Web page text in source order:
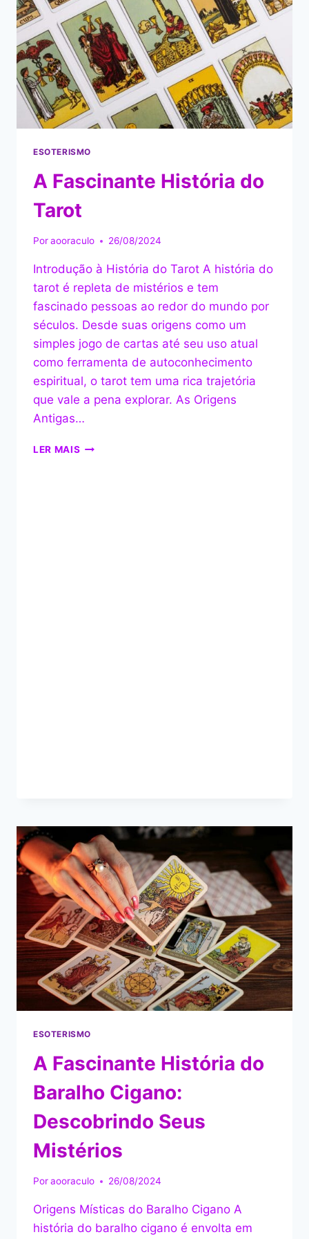
ESOTERISMO
A Fascinante História do
Tarot
Poraooraculo 26/08/2024
Introdução à História do Tarot A história do
tarot é repleta de mistérios e tem
fascinado pessoas ao redor do mundo por
séculos. Desde suas origens como um
simples jogo de cartas até seu uso atual
como ferramenta de autoconhecimento
espiritual, o tarot tem uma rica trajetória
que vale a pena explorar. As Origens
Antigas…
LER MAIS
ESOTERISMO
A Fascinante História do
Baralho Cigano:
Descobrindo Seus
Mistérios
Poraooraculo 26/08/2024
Origens Místicas do Baralho Cigano A
história do baralho cigano é envolta em